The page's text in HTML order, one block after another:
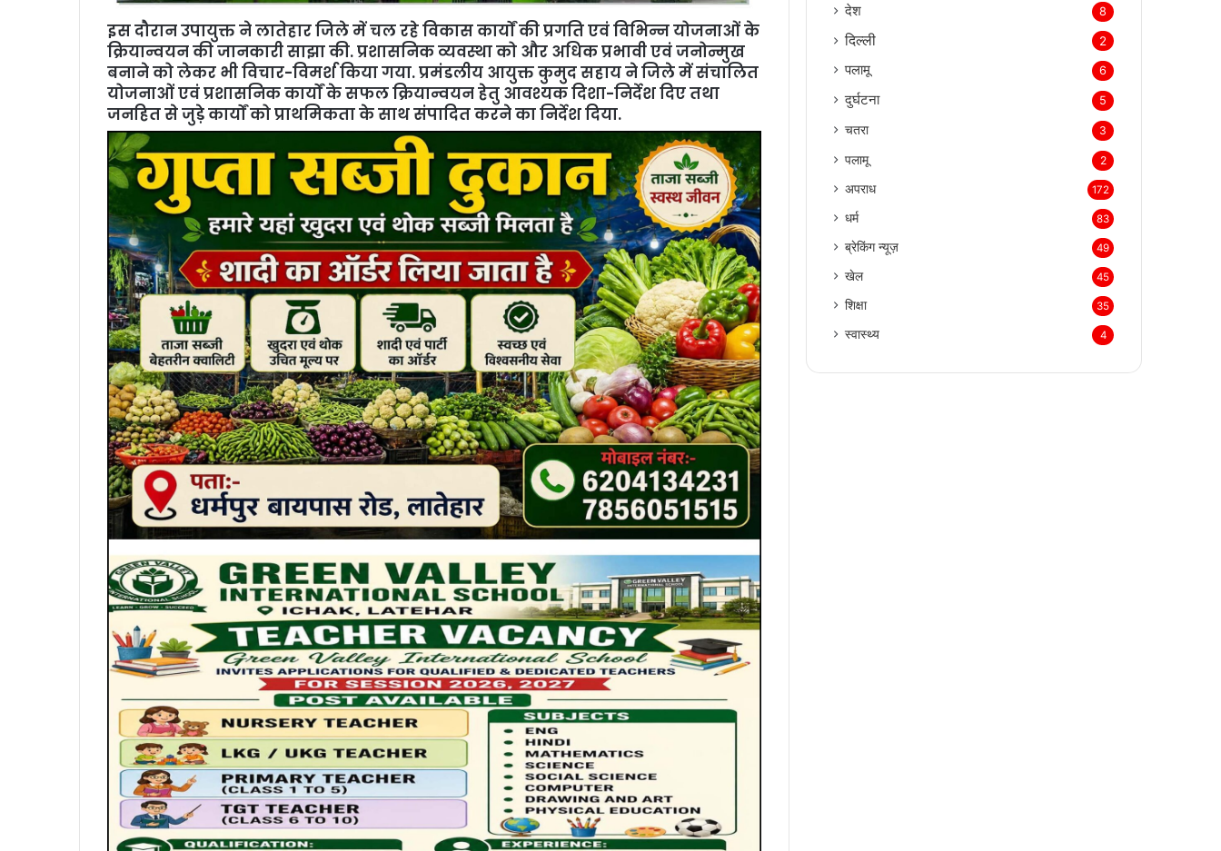
इस दौरान उपायुक्त ने लातेहार जिले में चल रहे विकास कार्यों की प्रगति एवं विभिन्न योजनाओं के
क्रियान्वयन की जानकारी साझा की. प्रशासनिक व्यवस्था को और अधिक प्रभावी एवं जनोन्मुख
बनाने को लेकर भी विचार-विमर्श किया गया. प्रमंडलीय आयुक्त कुमुद सहाय ने जिले में संचालित
योजनाओं एवं प्रशासनिक कार्यों के सफल क्रियान्वयन हेतु आवश्यक दिशा-निर्देश दिए तथा
जनहित से जुड़े कार्यों को प्राथमिकता के साथ संपादित करने का निर्देश दिया.
देश 8
दिल्‍ली 2
पलामू 6
दुर्घटना 5
चतरा 3
पलामू 2
अपराध 172
धर्म 83
ब्रेकिंग न्यूज़ 49
खेल 45
शिक्षा 35
स्वास्थ्य 4